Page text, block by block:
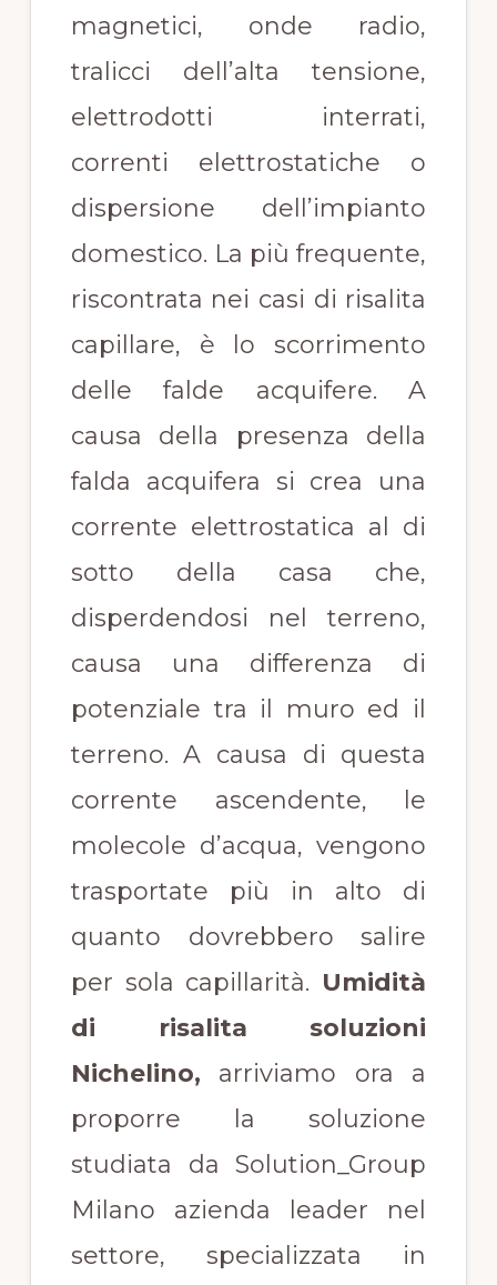
magnetici, onde radio,
tralicci dell’alta tensione,
elettrodotti interrati,
correnti elettrostatiche o
dispersione dell’impianto
domestico. La più frequente,
riscontrata nei casi di risalita
capillare, è lo scorrimento
delle falde acquifere. A
causa della presenza della
falda acquifera si crea una
corrente elettrostatica al di
sotto della casa che,
disperdendosi nel terreno,
causa una differenza di
potenziale tra il muro ed il
terreno. A causa di questa
corrente ascendente, le
molecole d’acqua, vengono
trasportate più in alto di
quanto dovrebbero salire
per sola capillarità. Umidità
di risalita soluzioni
Nichelino, arriviamo ora a
proporre la soluzione
studiata da Solution_Group
Milano azienda leader nel
settore, specializzata in